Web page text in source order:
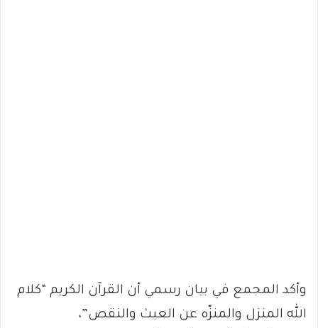
وأكد المجمع في بيان رسمي أن القرآن الكريم “كلام
الله المنزل والمنزّه عن العبث والنقص”،